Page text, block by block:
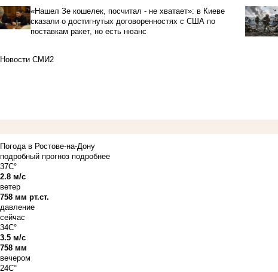
«Нашел Зе кошелек, посчитал - не хватает»: в Киеве
сказали о достигнутых договоренностях с США по
поставкам ракет, но есть нюанс
Новости СМИ2
Погода в Ростове-на-Дону
подробный прогноз подробнее
37C°
2.8 м/с
ветер
758 мм рт.ст.
давление
сейчас
34C°
3.5 м/с
758 мм
вечером
24C°